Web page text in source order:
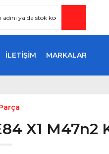
İLETİŞİM MARKALAR
X1 M47n2